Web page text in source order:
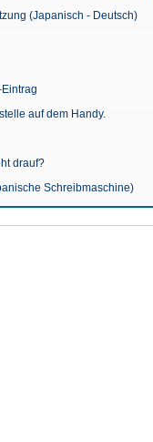
(Japanisch - Deutsch)
auf dem Handy.
drauf?
Schreibmaschine)